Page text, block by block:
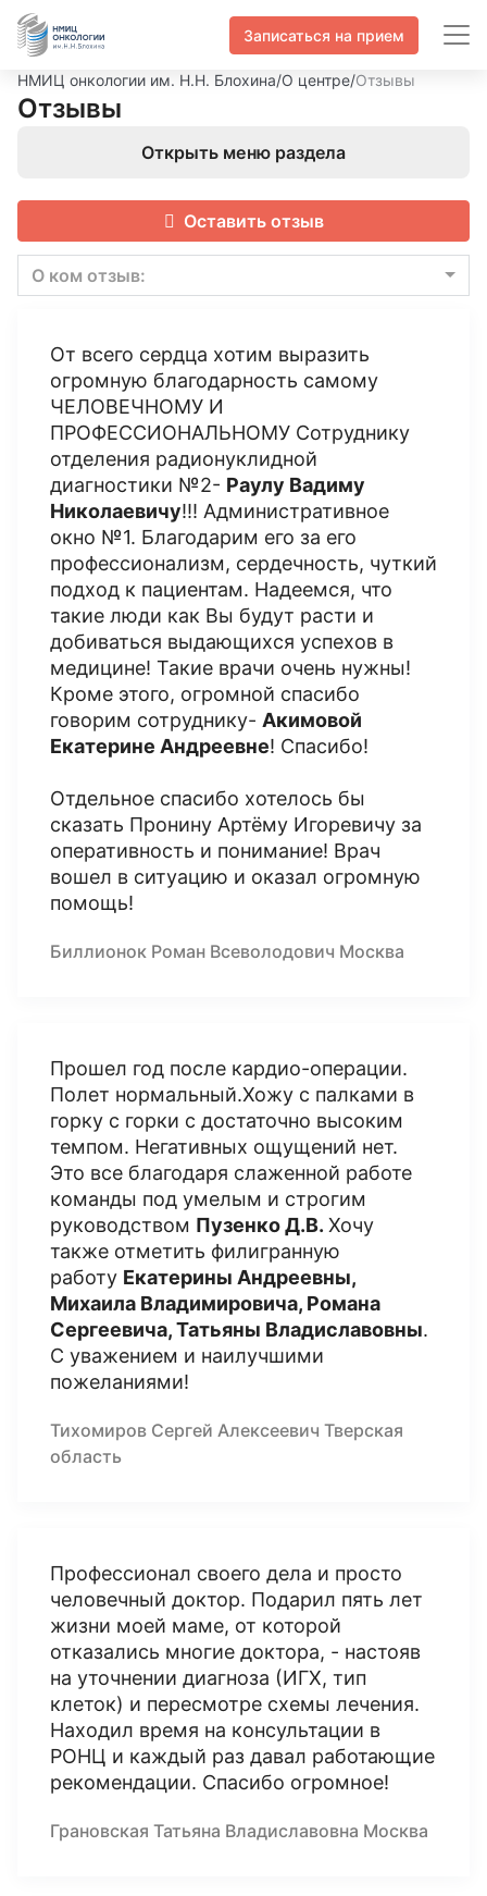
Записаться на прием
НМИЦ онкологии им. Н.Н. Блохина/О центре/Отзывы
Отзывы
Открыть меню раздела
Оставить отзыв
О ком отзыв:
От всего сердца хотим выразить
огромную благодарность самому
ЧЕЛОВЕЧНОМУ И
ПРОФЕССИОНАЛЬНОМУ Сотруднику
отделения радионуклидной
диагностики №2- Раулу Вадиму
Николаевичу!!! Административное
окно №1. Благодарим его за его
профессионализм, сердечность, чуткий
подход к пациентам. Надеемся, что
такие люди как Вы будут расти и
добиваться выдающихся успехов в
медицине! Такие врачи очень нужны!
Кроме этого, огромной спасибо
говорим сотруднику- Акимовой
Екатерине Андреевне! Спасибо!
Отдельное спасибо хотелось бы
сказать Пронину Артёму Игоревичу за
оперативность и понимание! Врач
вошел в ситуацию и оказал огромную
помощь!
Биллионок Роман Всеволодович Москва
Прошел год после кардио-операции.
Полет нормальный.Хожу с палками в
горку с горки с достаточно высоким
темпом. Негативных ощущений нет.
Это все благодаря слаженной работе
команды под умелым и строгим
руководством Пузенко Д.В. Хочу
также отметить филигранную
работу Екатерины Андреевны,
Михаила Владимировича, Романа
Сергеевича, Татьяны Владиславовны.
С уважением и наилучшими
пожеланиями!
Тихомиров Сергей Алексеевич Тверская
область
Профессионал своего дела и просто
человечный доктор. Подарил пять лет
жизни моей маме, от которой
отказались многие доктора, - настояв
на уточнении диагноза (ИГХ, тип
клеток) и пересмотре схемы лечения.
Находил время на консультации в
РОНЦ и каждый раз давал работающие
рекомендации. Спасибо огромное!
Грановская Татьяна Владиславовна Москва